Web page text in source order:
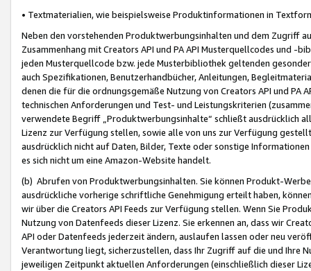
• Textmaterialien, wie beispielsweise Produktinformationen in
Neben den vorstehenden Produktwerbungsinhalten und dem Zugriff
Zusammenhang mit Creators API und PA API Musterquellcodes und
jeden Musterquellcode bzw. jede Musterbibliothek geltenden
auch Spezifikationen, Benutzerhandbücher, Anleitungen,
denen die für die ordnungsgemäße Nutzung von Creators API und PA
technischen Anforderungen und Test- und Leistungskriterien
verwendete Begriff „Produktwerbungsinhalte“ schließt ausdrücklich
Lizenz zur Verfügung stellen, sowie alle von uns zur Verfügung
ausdrücklich nicht auf Daten, Bilder, Texte oder sonstige
es sich nicht um eine Amazon-Website handelt.
(b) Abrufen von Produktwerbungsinhalten. Sie können Produkt-
ausdrückliche vorherige schriftliche Genehmigung erteilt haben,
wir über die Creators API Feeds zur Verfügung stellen. Wenn Sie
Nutzung von Datenfeeds dieser Lizenz. Sie erkennen an, dass wir
API oder Datenfeeds jederzeit ändern, auslaufen lassen oder neu
Verantwortung liegt, sicherzustellen, dass Ihr Zugriff auf die und Ihre
jeweiligen Zeitpunkt aktuellen Anforderungen (einschließlich dieser